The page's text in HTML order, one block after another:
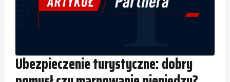
Ubezpieczenie turystyczne: dobry